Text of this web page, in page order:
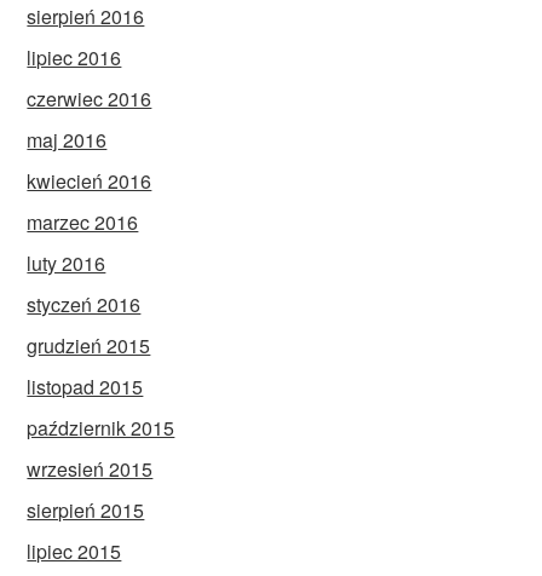
sierpień 2016
lipiec 2016
czerwiec 2016
maj 2016
kwiecień 2016
marzec 2016
luty 2016
styczeń 2016
grudzień 2015
listopad 2015
październik 2015
wrzesień 2015
sierpień 2015
lipiec 2015